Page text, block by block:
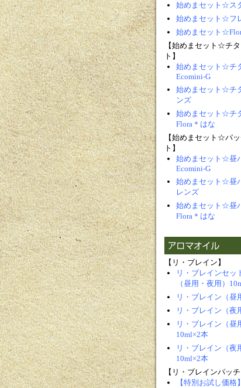
始めまセット☆ス
始めまセット☆フ
始めまセット
【始めまセット☆チタ
ト】
始めまセット☆チ
Ecomini-G
始めまセット☆チ
ンズ
始めまセット☆チ
Flora＊はな
【始めまセット☆パ
ト】
始めまセット☆昼
Ecomini-G
始めまセット☆昼
レンズ
始めまセット☆昼
Flora＊はな
【リ・ブレイン】
リ・ブレインセッ
（昼用・夜用）
リ・ブレイン（昼
リ・ブレイン（夜
リ・ブレイン（昼
10ml×2本
リ・ブレイン（夜
10ml×2本
【リ・ブレインパッチ
【特別お試し価格